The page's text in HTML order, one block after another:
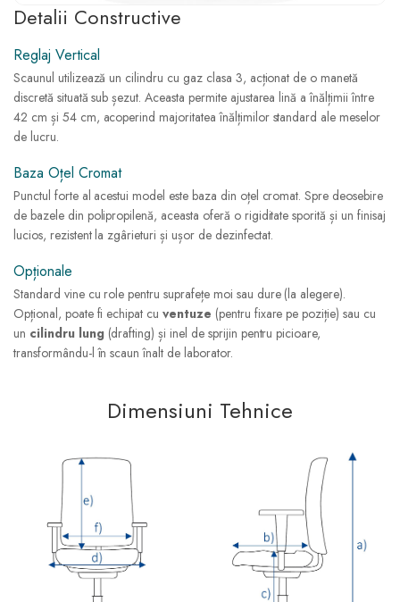
Detalii Constructive
Reglaj Vertical
Scaunul utilizează un cilindru cu gaz clasa 3, acționat de o manetă
discretă situată sub șezut. Aceasta permite ajustarea lină a înălțimii între
42 cm și 54 cm, acoperind majoritatea înălțimilor standard ale meselor
de lucru.
Baza Oțel Cromat
Punctul forte al acestui model este baza din oțel cromat. Spre deosebire
de bazele din polipropilenă, aceasta oferă o rigiditate sporită și un finisaj
lucios, rezistent la zgârieturi și ușor de dezinfectat.
Opționale
Standard vine cu role pentru suprafețe moi sau dure (la alegere).
Opțional, poate fi echipat cuventuze (pentru fixare pe poziție) sau cu
un cilindru lung(drafting) și inel de sprijin pentru picioare,
transformându-l în scaun înalt de laborator.
Dimensiuni Tehnice